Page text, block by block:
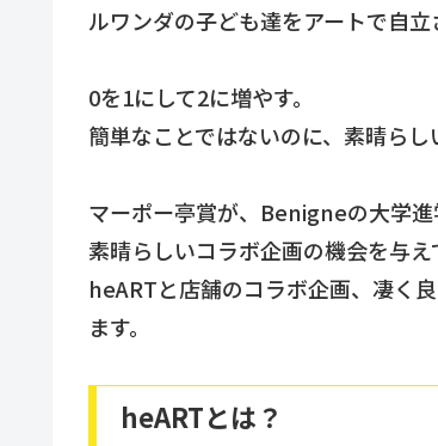
ルワンダの子ども達をアートで自
0を1にして2に増やす。
簡単なことではないのに、素晴ら
マーポー亭賞が、Benigneの大学進
素晴らしいコラボ企画の機会を与
heARTと店舗のコラボ企画、凄く
ます。
heARTとは？